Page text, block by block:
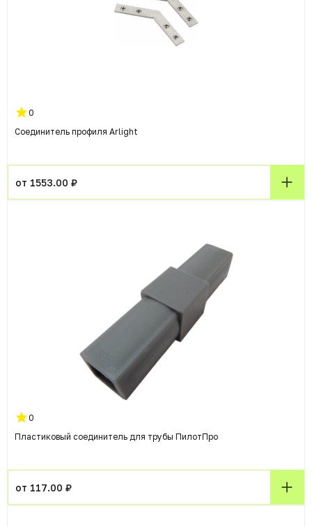
0
Соединитель профиля Arlight
от 1553.00 ₽
0
Пластиковый соединитель для трубы ПилотПро
от 117.00 ₽